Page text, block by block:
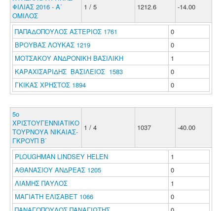
ΦΙΛΙΑΣ 2016 - Α΄
ΟΜΙΛΟΣ
1 / 5 1212.6 -14.00
ΠΑΠΑΔΟΠΟΥΛΟΣ ΑΣΤΕΡΙΟΣ 1761
0
ΒΡΟΥΒΑΣ ΛΟΥΚΑΣ 1219
0
ΜΟΤΣΑΚΟΥ ΑΝΔΡΟΝΙΚΗ ΒΑΣΙΛΙΚΗ
1
ΚΑΡΑΧΙΣΑΡΙΔΗΣ ΒΑΣΙΛΕΙΟΣ 1583
0
ΓΚΙΚΑΣ ΧΡΗΣΤΟΣ 1894
0
5ο
ΧΡΙΣΤΟΥΓΕΝΝΙΑΤΙΚΟ
ΤΟΥΡΝΟΥΑ ΝΙΚΑΙΑΣ-
ΓΚΡΟΥΠ Β΄
1 / 4 1037 -40.00
PLOUGHMAN LINDSEY HELEN
1
ΑΘΑΝΑΣΙΟΥ ΑΝΔΡΕΑΣ 1205
0
ΛΙΑΜΗΣ ΠΑΥΛΟΣ
1
ΜΑΓΙΑΤΗ ΕΛΙΣΑΒΕΤ 1066
0